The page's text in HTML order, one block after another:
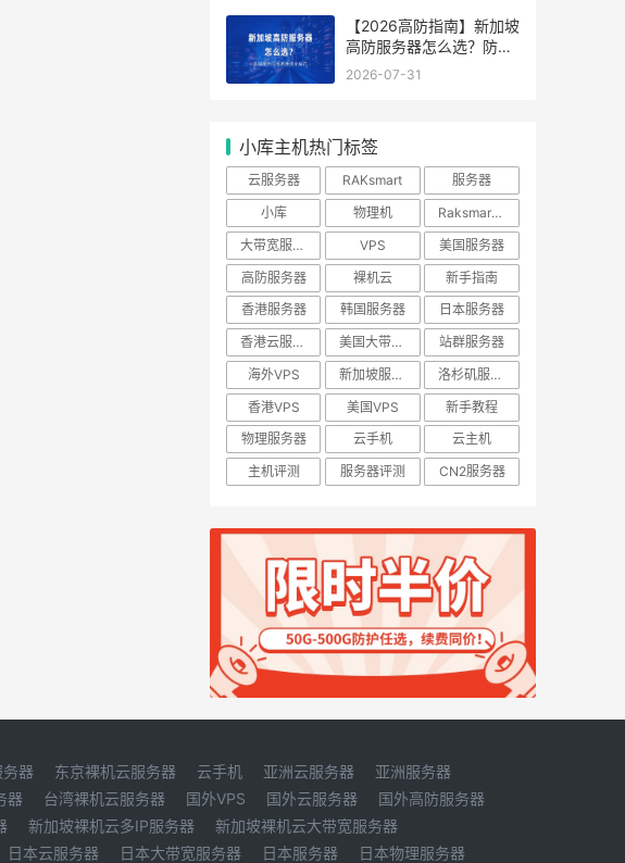
【2026高防指南】新加坡
高防服务器怎么选？防御
能力与线路性价比排行
2026-07-31
小库主机热门标签
云服务器 RAKsmart
服务器
小库
物理机
Raksmart优惠
大带宽服务器
VPS
美国服务器
高防服务器
裸机云
新手指南
香港服务器
韩国服务器
日本服务器
香港云服务器
美国大带宽服务器
站群服务器
海外VPS
新加坡服务器
洛杉矶服务器
香港VPS
美国VPS
新手教程
物理服务器
云手机
云主机
主机评测
服务器评测 CN2服务器
务器 东京裸机云服务器 云手机 亚洲云服务器
亚洲服务器
器 台湾裸机云服务器 国外VPS 国外云服务器
国外高防服务器
新加坡裸机云多IP服务器
新加坡裸机云大带宽服务器
日本云服务器 日本大带宽服务器 日本服务器 日本物理服务器